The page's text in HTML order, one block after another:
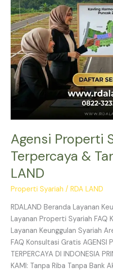
Agensi Properti
Terpercaya &
LAND
Properti Syariah /RDA LAND
RDALAND Beranda Layanan
Layanan Properti Syariah FAQ
Layanan Keunggulan Syariah
FAQ Konsultasi Gratis AGENSI
TERPERCAYA DI INDONESIA
KAMI: Tanpa Riba Tanpa Bank
|
RDA
LAND